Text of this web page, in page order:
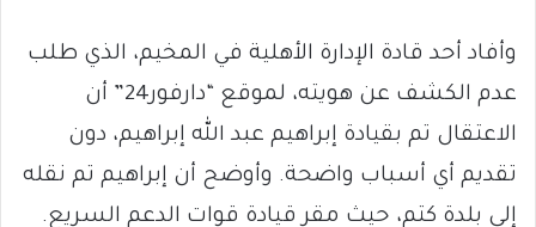
وأفاد أحد قادة الإدارة الأهلية في المخيم، الذي طلب
عدم الكشف عن هويته، لموقع “دارفور24” أن
الاعتقال تم بقيادة إبراهيم عبد الله إبراهيم، دون
تقديم أي أسباب واضحة. وأوضح أن إبراهيم تم نقله
إلى بلدة كتم، حيث مقر قيادة قوات الدعم السريع.